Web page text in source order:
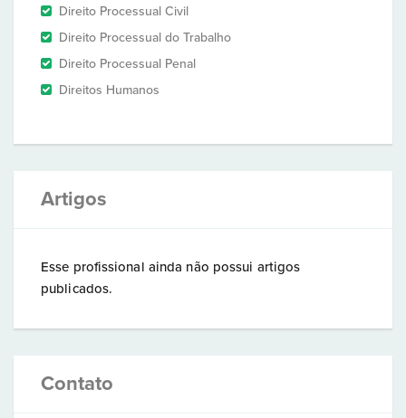
Direito Processual Civil
Direito Processual do Trabalho
Direito Processual Penal
Direitos Humanos
Artigos
Esse profissional ainda não possui artigos
publicados.
Contato